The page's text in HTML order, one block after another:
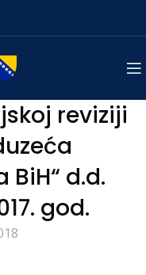
reviziji
BiH“ d.d.
god.